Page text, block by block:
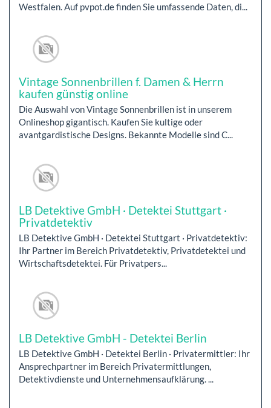
Westfalen. Auf pvpot.de finden Sie umfassende Daten, di...
Vintage Sonnenbrillen f. Damen & Herrn
kaufen günstig online
Die Auswahl von Vintage Sonnenbrillen ist in unserem
Onlineshop gigantisch. Kaufen Sie kultige oder
avantgardistische Designs. Bekannte Modelle sind C...
LB Detektive GmbH · Detektei Stuttgart ·
Privatdetektiv
LB Detektive GmbH · Detektei Stuttgart · Privatdetektiv:
Ihr Partner im Bereich Privatdetektiv, Privatdetektei und
Wirtschaftsdetektei. Für Privatpers...
LB Detektive GmbH - Detektei Berlin
LB Detektive GmbH · Detektei Berlin · Privatermittler: Ihr
Ansprechpartner im Bereich Privatermittlungen,
Detektivdienste und Unternehmensaufklärung. ...